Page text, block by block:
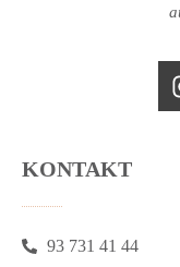
KONTAKT
93 731 41 44